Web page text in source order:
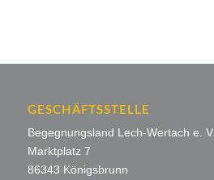
GESCHÄFTSSTELLE
Begegnungsland Lech-Wertach e. V.
Marktplatz 7
86343 Königsbrunn